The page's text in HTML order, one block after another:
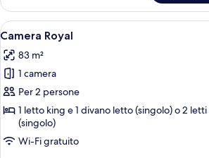
Signature
(Mulia
Signature)
Apri
tutte
le
foto
per
Camera
Royal
Un'ampia
5
Camera Royal
83 m²
1 camera
Per 2 persone
1 letto king e 1 divano letto (singolo) o 2
(singolo)
Wi-Fi gratuito